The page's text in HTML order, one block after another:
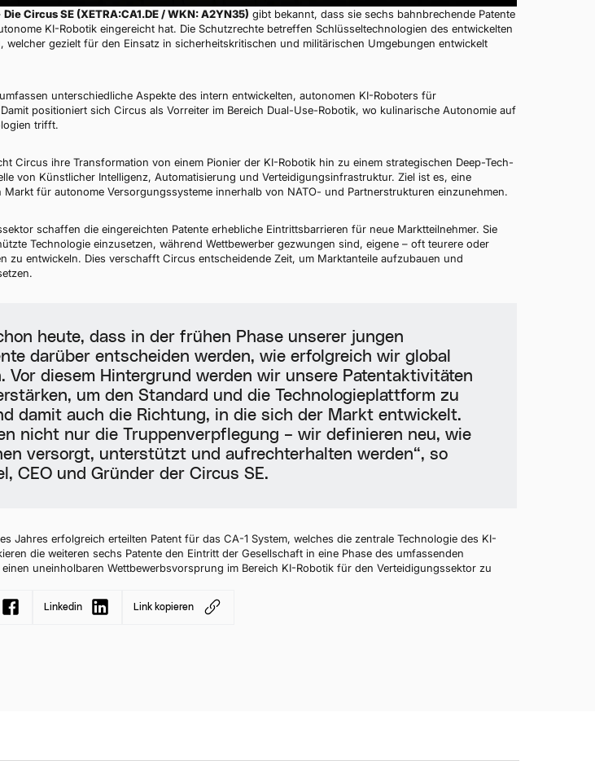
Die Circus SE (XETRA:CA1.DE / WKN: A2YN35) gibt bekannt, dass sie sechs bahnbrechende Patente
KI-Robotik eingereicht hat. Die Schutzrechte betreffen Schlüsseltechnologien des entwickelten
welcher gezielt für den Einsatz in sicherheitskritischen und militärischen Umgebungen entwickelt
unterschiedliche Aspekte des intern entwickelten, autonomen KI-Roboters für
positioniert sich Circus als Vorreiter im Bereich Dual-Use-Robotik, wo kulinarische Autonomie auf
trifft.
Circus ihre Transformation von einem Pionier der KI-Robotik hin zu einem strategischen Deep-Tech-
von Künstlicher Intelligenz, Automatisierung und Verteidigungsinfrastruktur. Ziel ist es, eine
Markt für autonome Versorgungssysteme innerhalb von NATO- und Partnerstrukturen einzunehmen.
schaffen die eingereichten Patente erhebliche Eintrittsbarrieren für neue Marktteilnehmer. Sie
Technologie einzusetzen, während Wettbewerber gezwungen sind, eigene – oft teurere oder
zu entwickeln. Dies verschafft Circus entscheidende Zeit, um Marktanteile aufzubauen und
heute, dass in der frühen Phase unserer jungen
darüber entscheiden werden, wie erfolgreich wir global
Vor diesem Hintergrund werden wir unsere Patentaktivitäten
um den Standard und die Technologieplattform zu
damit auch die Richtung, in die sich der Markt entwickelt.
nicht nur die Truppenverpflegung – wir definieren neu, wie
versorgt, unterstützt und aufrechterhalten werden“, so
CEO und Gründer der Circus SE.
Jahres erfolgreich erteilten Patent für das CA-1 System, welches die zentrale Technologie des KI-
die weiteren sechs Patente den Eintritt der Gesellschaft in eine Phase des umfassenden
uneinholbaren Wettbewerbsvorsprung im Bereich KI-Robotik für den Verteidigungssektor zu
Linkedin Link kopieren